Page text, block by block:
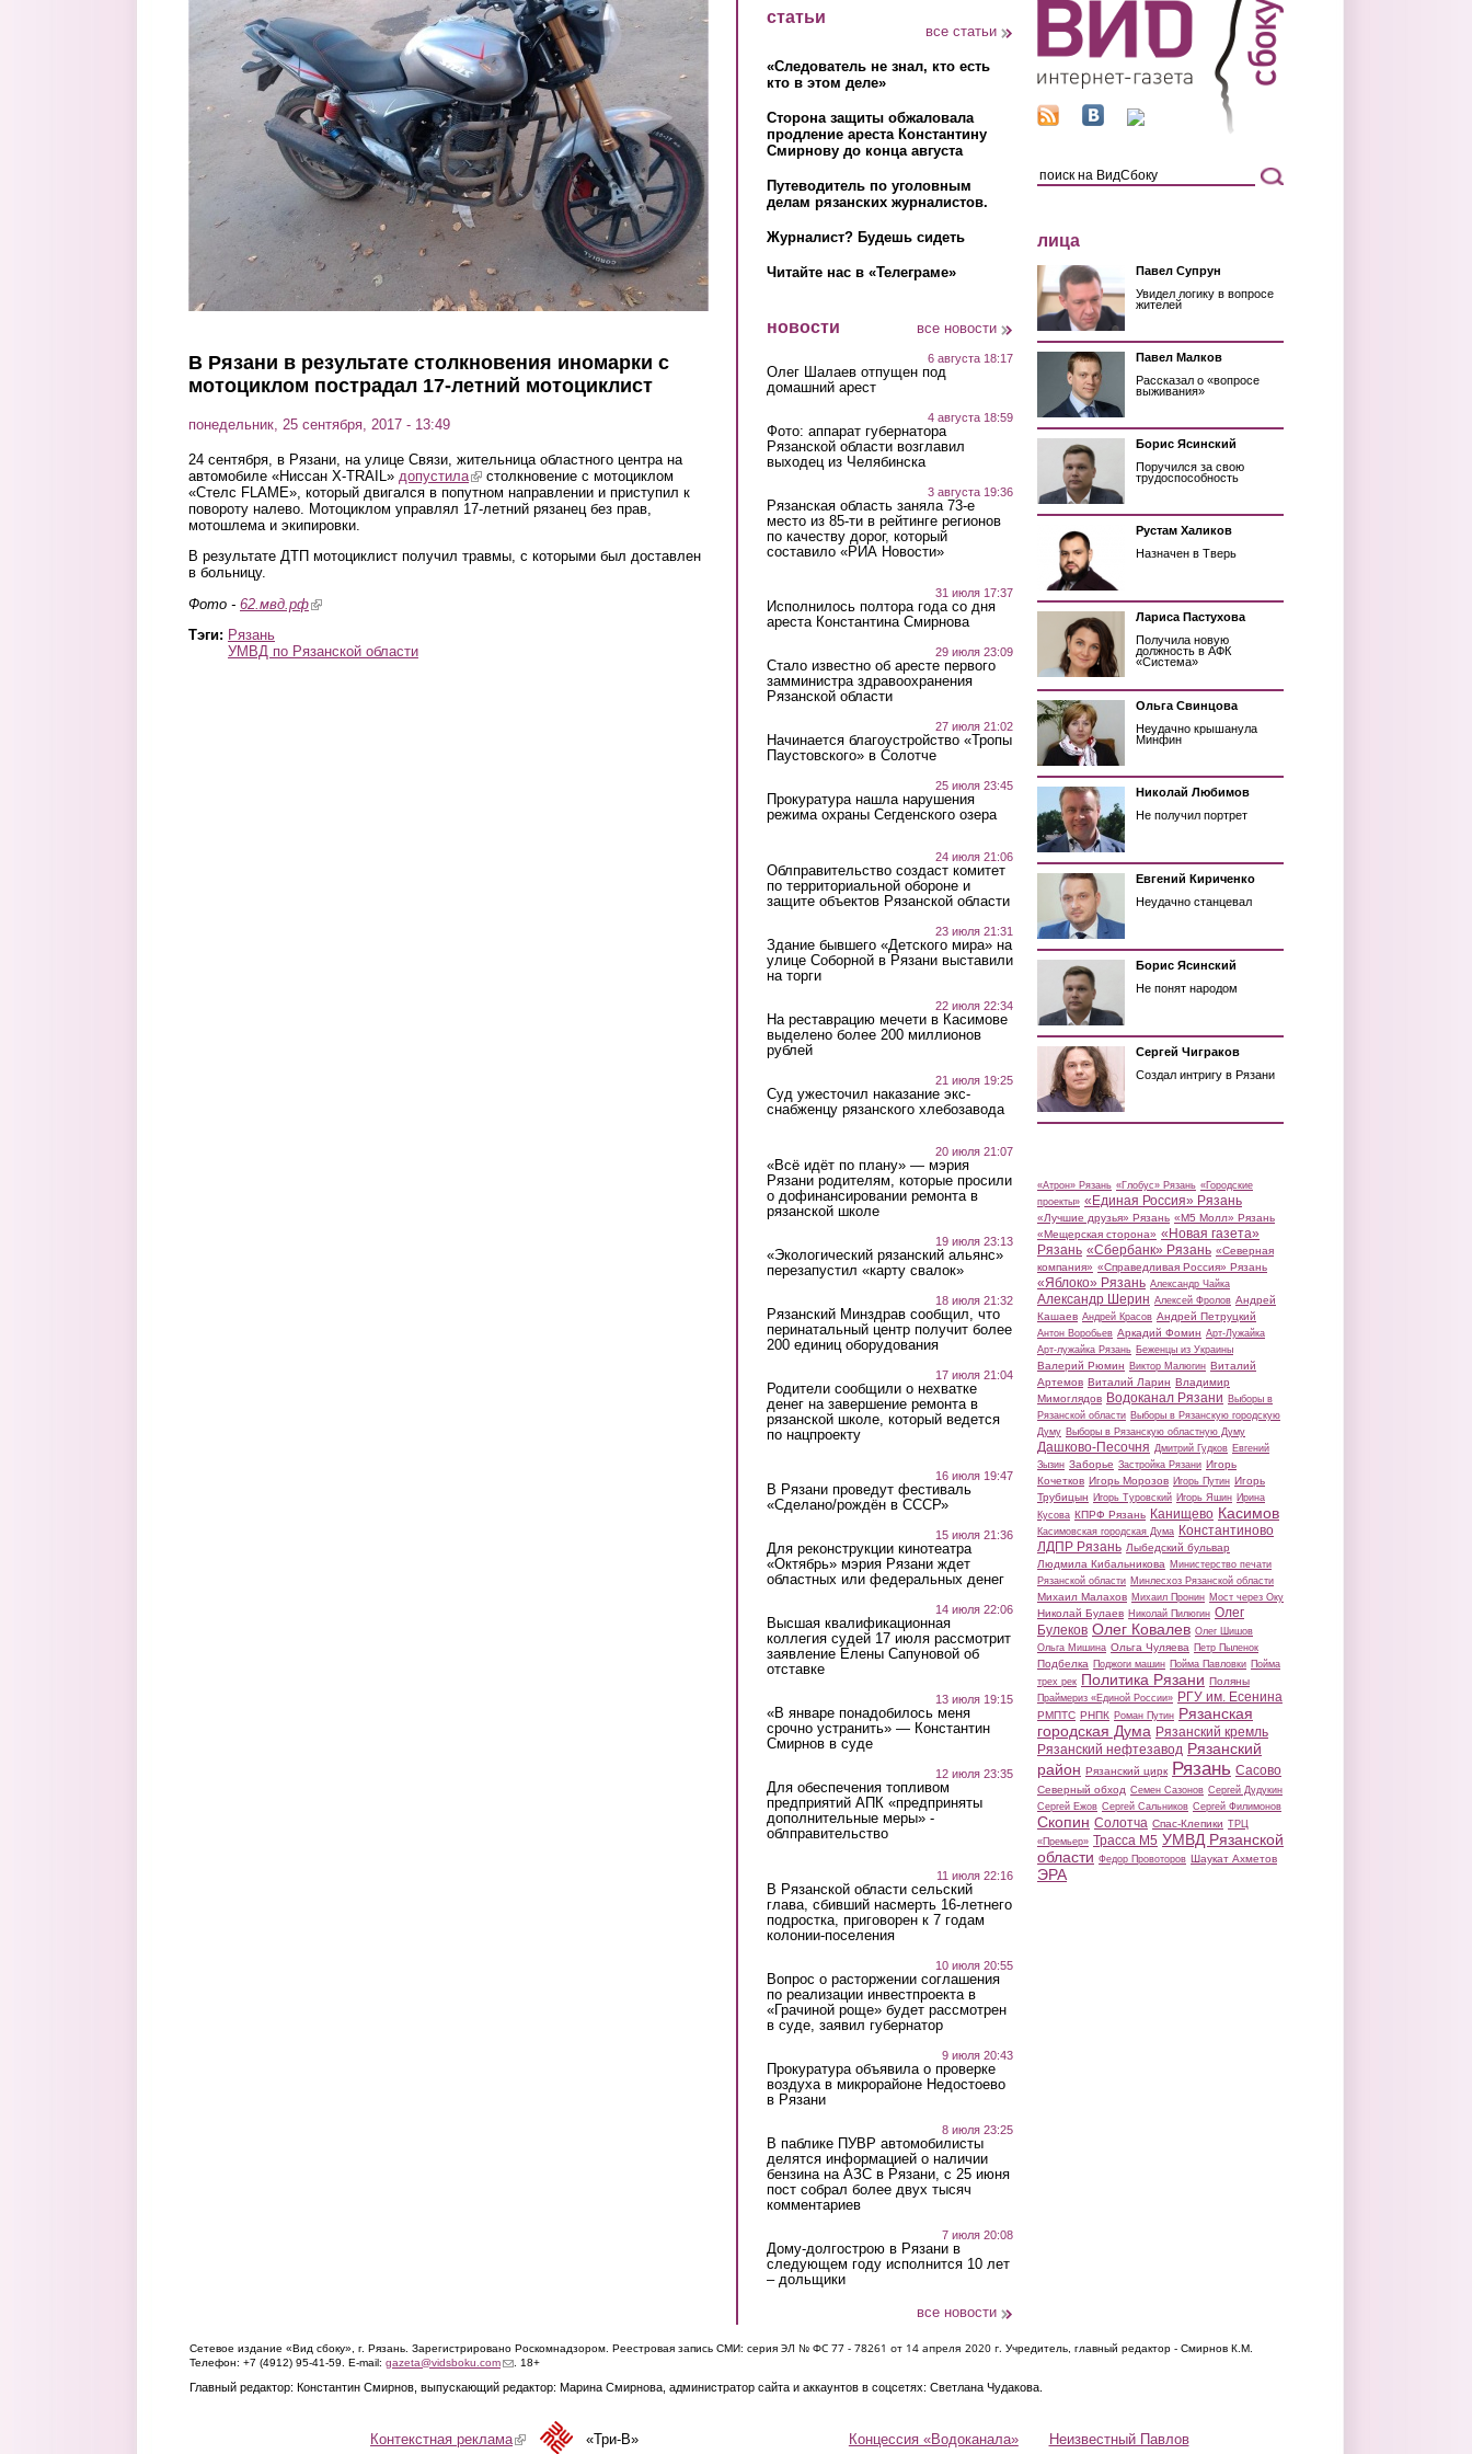
Перейти к основному содержанию
В Рязани в результате столкновения иномарки с
мотоциклом пострадал 17-летний мотоциклист
понедельник, 25 сентября, 2017 - 13:49
24 сентября, в Рязани, на улице Связи, жительница областного центра на
автомобиле «Ниссан X-TRAIL» допустила(link is external)
столкновение с мотоциклом
«Стелс FLAME», который двигался в попутном направлении и приступил к
повороту налево. Мотоциклом управлял 17-летний рязанец без прав,
мотошлема и экипировки.
В результате ДТП мотоциклист получил травмы, с которыми был доставлен
в больницу.
Фото - 62.мвд.рф(link is external)
Тэги: Рязань
УМВД по Рязанской области
статьи
все статьи
«Следователь не знал, кто есть
кто в этом деле»
Сторона защиты обжаловала
продление ареста Константину
Смирнову до конца августа
Путеводитель по уголовным
делам рязанских журналистов.
Журналист? Будешь сидеть
Читайте нас в «Телеграме»
новости все новости
6 августа 18:17
Олег Шалаев отпущен под
домашний арест
4 августа 18:59
Фото: аппарат губернатора
Рязанской области возглавил
выходец из Челябинска
3 августа 19:36
Рязанская область заняла 73-е
место из 85-ти в рейтинге регионов
по качеству дорог, который
составило «РИА Новости»
31 июля 17:37
Исполнилось полтора года со дня
ареста Константина Смирнова
29 июля 23:09
Стало известно об аресте первого
замминистра здравоохранения
Рязанской области
27 июля 21:02
Начинается благоустройство «Тропы
Паустовского» в Солотче
25 июля 23:45
Прокуратура нашла нарушения
режима охраны Сегденского озера
24 июля 21:06
Облправительство создаст комитет
по территориальной обороне и
защите объектов Рязанской области
23 июля 21:31
Здание бывшего «Детского мира» на
улице Соборной в Рязани выставили
на торги
22 июля 22:34
На реставрацию мечети в Касимове
выделено более 200 миллионов
рублей
21 июля 19:25
Суд ужесточил наказание экс-
снабженцу рязанского хлебозавода
20 июля 21:07
«Всё идёт по плану» — мэрия
Рязани родителям, которые просили
о дофинансировании ремонта в
рязанской школе
19 июля 23:13
«Экологический рязанский альянс»
перезапустил «карту свалок»
18 июля 21:32
Рязанский Минздрав сообщил, что
перинатальный центр получит более
200 единиц оборудования
17 июля 21:04
Родители сообщили о нехватке
денег на завершение ремонта в
рязанской школе, который ведется
по нацпроекту
16 июля 19:47
В Рязани проведут фестиваль
«Сделано/рождён в СССР»
15 июля 21:36
Для реконструкции кинотеатра
«Октябрь» мэрия Рязани ждет
областных или федеральных денег
14 июля 22:06
Высшая квалификационная
коллегия судей 17 июля рассмотрит
заявление Елены Сапуновой об
отставке
13 июля 19:15
«В январе понадобилось меня
срочно устранить» — Константин
Смирнов в суде
12 июля 23:35
Для обеспечения топливом
предприятий АПК «предприняты
дополнительные меры» -
облправительство
11 июля 22:16
В Рязанской области сельский
глава, сбивший насмерть 16-летнего
подростка, приговорен к 7 годам
колонии-поселения
10 июля 20:55
Вопрос о расторжении соглашения
по реализации инвестпроекта в
«Грачиной роще» будет рассмотрен
в суде, заявил губернатор
9 июля 20:43
Прокуратура объявила о проверке
воздуха в микрорайоне Недостоево
в Рязани
8 июля 23:25
В паблике ПУВР автомобилисты
делятся информацией о наличии
бензина на АЗС в Рязани, с 25 июня
пост собрал более двух тысяч
комментариев
7 июля 20:08
Дому-долгострою в Рязани в
следующем году исполнится 10 лет
– дольщики
все новости
лица
Павел Супрун
Увидел логику в вопросе
жителей
Павел Малков
Рассказал о «вопросе
выживания»
Борис Ясинский
Поручился за свою
трудоспособность
Рустам Халиков
Назначен в Тверь
Лариса Пастухова
Получила новую
должность в АФК
«Система»
Ольга Свинцова
Неудачно крышанула
Минфин
Николай Любимов
Не получил портрет
Евгений Кириченко
Неудачно станцевал
Борис Ясинский
Не понят народом
Сергей Чиграков
Создал интригу в Рязани
«Атрон» Рязань «Глобус» Рязань «Городские
проекты» «Единая Россия» Рязань
«Лучшие друзья» Рязань «М5 Молл» Рязань
«Мещерская сторона» «Новая газета»
Рязань «Сбербанк» Рязань «Северная
компания» «Справедливая Россия» Рязань
«Яблоко» Рязань Александр Чайка
Александр Шерин Алексей Фролов Андрей
Кашаев Андрей Красов Андрей Петруцкий
Антон Воробьев Аркадий Фомин Арт-Лужайка
Арт-лужайка Рязань Беженцы из Украины
Валерий Рюмин Виктор Малюгин Виталий
Артемов Виталий Ларин Владимир
Мимоглядов Водоканал Рязани Выборы в
Рязанской области Выборы в Рязанскую городскую
Думу Выборы в Рязанскую областную Думу
Дашково-Песочня Дмитрий Гудков Евгений
Зызин Заборье Застройка Рязани Игорь
Кочетков Игорь Морозов Игорь Путин Игорь
Трубицын Игорь Туровский Игорь Яшин Ирина
Кусова КПРФ Рязань Канищево Касимов
Касимовская городская Дума Константиново
ЛДПР Рязань Лыбедский бульвар
Людмила Кибальникова Министерство печати
Рязанской области Минлесхоз Рязанской области
Михаил Малахов Михаил Пронин Мост через Оку
Николай Булаев Николай Пилюгин Олег
Булеков Олег Ковалев Олег Шишов
Ольга Мишина Ольга Чуляева Петр Пыленок
Подбелка Поджоги машин Пойма Павловки Пойма
трех рек Политика Рязани Поляны
Праймериз «Единой России» РГУ им. Есенина
РМПТС РНПК Роман Путин Рязанская
городская Дума Рязанский кремль
Рязанский нефтезавод Рязанский
район Рязанский цирк Рязань Сасово
Северный обход Семен Сазонов Сергей Дудукин
Сергей Ежов Сергей Сальников Сергей Филимонов
Скопин Солотча Спас-Клепики ТРЦ
«Премьер» Трасса М5 УМВД Рязанской
области Федор Провоторов Шаукат Ахметов
ЭРА
Сетевое издание «Вид сбоку», г. Рязань. Зарегистрировано Роскомнадзором. Реестровая запись СМИ: серия ЭЛ № ФС 77 - 78261 от 14 апреля 2020 г. Учредитель, главный редактор - Смирнов К.М.
Телефон: +7 (4912) 95-41-59. E-mail: gazeta@vidsboku.com(link sends e-mail)
. 18+
Главный редактор: Константин Смирнов, выпускающий редактор: Марина Смирнова, администратор сайта и аккаунтов в соцсетях: Светлана Чудакова.
Концессия «Водоканала» Неизвестный Павлов
Контекстная реклама(link is external)«Три-В»